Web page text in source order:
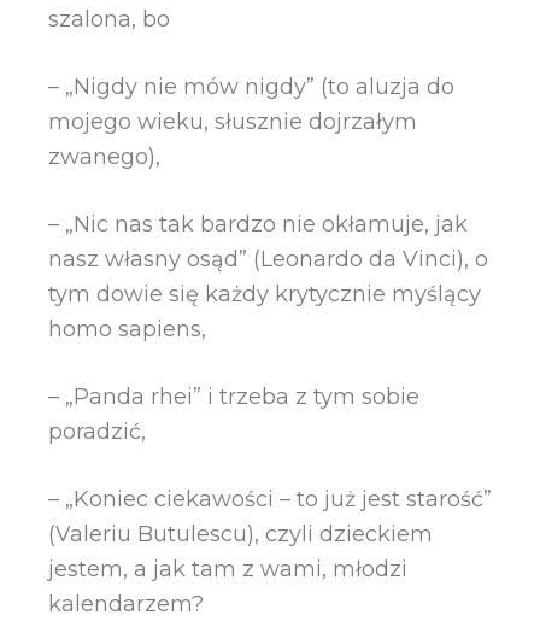
szalona, bo
– „Nigdy nie mów nigdy” (to aluzja do
mojego wieku, słusznie dojrzałym
zwanego),
– „Nic nas tak bardzo nie okłamuje, jak
nasz własny osąd” (Leonardo da Vinci), o
tym dowie się każdy krytycznie myślący
homo sapiens,
– „Panda rhei” i trzeba z tym sobie
poradzić,
– „Koniec ciekawości – to już jest starość”
(Valeriu Butulescu), czyli dzieckiem
jestem, a jak tam z wami, młodzi
kalendarzem?